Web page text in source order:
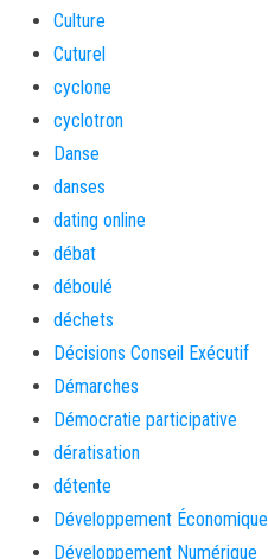
Culture
Cuturel
cyclone
cyclotron
Danse
danses
dating online
débat
déboulé
déchets
Décisions Conseil Exécutif
Démarches
Démocratie participative
dératisation
détente
Développement Économique
Développement Numérique